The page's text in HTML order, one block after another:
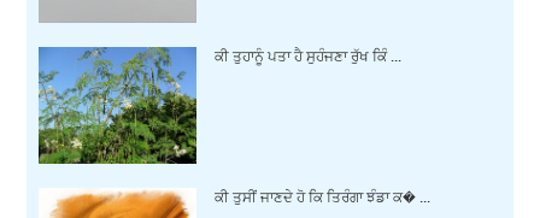
ਕੀ ਤੁਹਾਨੂੰ ਪਤਾ ਹੈ ਸੁਹੰਜਣਾ ਰੁੱਖ ਕਿੰ ...
ਕੀ ਤੁਸੀਂ ਜਾਣਦੇ ਹੋ ਕਿ ਤਿਰੰਗਾ ਝੰਡਾ ਕ� ...